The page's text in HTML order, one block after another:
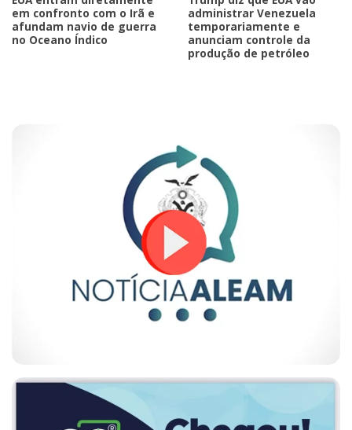
em confronto com o Irã e
afundam navio de guerra
no Oceano Índico
administrar Venezuela
temporariamente e
anunciam controle da
produção de petróleo